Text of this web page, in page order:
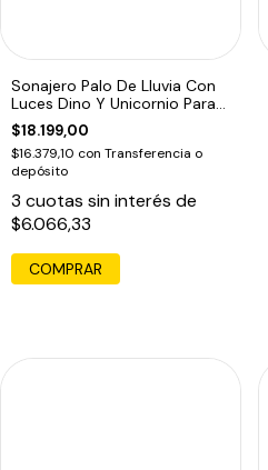
Sonajero Palo De Lluvia Con
Luces Dino Y Unicornio Para
Bebe1
$18.199,00
$16.379,10 con Transferencia o
depósito
3 cuotas sin interés de
$6.066,33
COMPRAR